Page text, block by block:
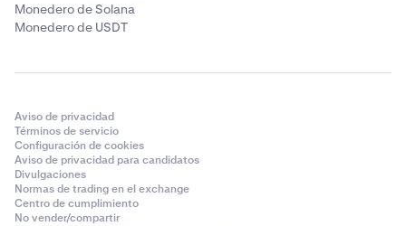
Monedero de Solana
Monedero de USDT
Aviso de privacidad
Términos de servicio
Configuración de cookies
Aviso de privacidad para candidatos
Divulgaciones
Normas de trading en el exchange
Centro de cumplimiento
No vender/compartir